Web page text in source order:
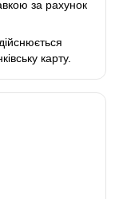
за рахунок
карту.